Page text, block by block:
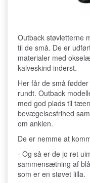
Outback støvletterne
til de små. De er
materialer med
kalveskind inderst.
Her får de små
rundt. Outback
med god plads til
bevægelsesfrihed
om anklen.
De er nemme at
- Og så er de jo ret
sammensætning af
som er en støvet lilla.